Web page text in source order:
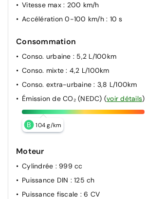
Vitesse max : 200 km/h
Accélération 0-100 km/h : 10 s
Consommation
Conso. urbaine : 5,2 L/100km
Conso. mixte: 4,2 L/100km
Conso. extra-urbaine: 3,8 L/100km
Émission de CO₂ (NEDC) (voir détails)
B 104 g/km
Moteur
Cylindrée : 999 cc
Puissance DIN : 125 ch
Puissance fiscale : 6 CV